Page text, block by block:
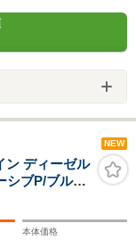
NEW
ディーゼル
シブP/ブルメ
ランク/黒
ートヒータ
本体価格